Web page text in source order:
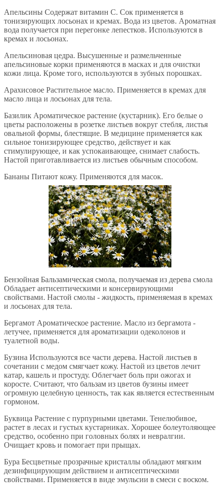
Апельсины Содержат витамин С. Сок применяется в
тонизирующих лосьонах и кремах. Вода из цветов. Ароматная
вода получается при перегонке лепестков. Используются в
кремах и лосьонах.
Апельсиновая цедра. Высушенные и размельченные
апельсиновые корки применяются в масках и для очистки
кожи лица. Кроме того, используются в зубных порошках.
Арахисовое Растительное масло. Применяется в кремах для
масло лица и лосьонах для тела.
Базилик Ароматическое растение (кустарник). Его белые o
цветы расположены в розетке листьев вокруг стебля, листья
овальной формы, блестящие. В медицине применяется как
сильное тонизирующее средство, действует и как
стимулирующее, и как успокаивающее, снимает слабость.
Настой приготавливается из листьев обычным способом.
Бананы Питают кожу. Применяются для масок.
Бензойная Бальзамическая смола, получаемая из дерева смола
Обладает антисептическими и консервирующими
свойствами. Настой смолы - жидкость, применяемая в кремах
и лосьонах для тела.
Бергамот Ароматическое растение. Масло из бергамота -
летучее, применяется для ароматизации одеколонов и
туалетной воды.
Бузина Используются все части дерева. Настой листьев в
сочетании с медом смягчает кожу. Настой из цветов лечит
катар, кашель и простуду. Облегчает боль при ожогах и
коросте. Считают, что бальзам из цветов бузины имеет
огромную целебную ценность, так как является естественным
гормоном.
Буквица Растение с пурпурными цветами. Тенелюбивое,
растет в лесах и густых кустарниках. Хорошее болеутоляющее
средство, особенно при головных болях и невралгии.
Очищает кровь и помогает при прыщах.
Бура Бесцветные прозрачные кристаллы обладают мягким
дезинфицирующим действием и антисептическими
свойствами. Применяется в виде эмульсии в смеси с воском.